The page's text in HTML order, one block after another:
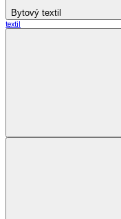
Bytový textil
textil